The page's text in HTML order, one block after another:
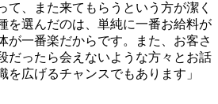
て、また来てもらうという方が潔く
を選んだのは、単純に一番お給料が
が一番楽だからです。また、お客さ
だったら会えないような方々とお話
を広げるチャンスでもあります」